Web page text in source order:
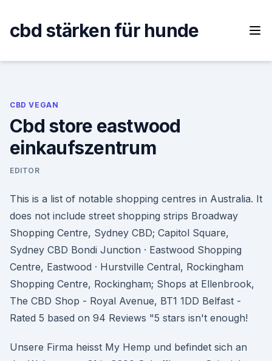
content
cbd stärken für hunde
CBD VEGAN
Cbd store eastwood
einkaufszentrum
EDITOR
This is a list of notable shopping centres in Australia. It
does not include street shopping strips Broadway
Shopping Centre, Sydney CBD; Capitol Square,
Sydney CBD Bondi Junction · Eastwood Shopping
Centre, Eastwood · Hurstville Central, Rockingham
Shopping Centre, Rockingham; Shops at Ellenbrook,
The CBD Shop - Royal Avenue, BT1 1DD Belfast -
Rated 5 based on 94 Reviews "5 stars isn't enough!
Unsere Firma heisst My Hemp und befindet sich an